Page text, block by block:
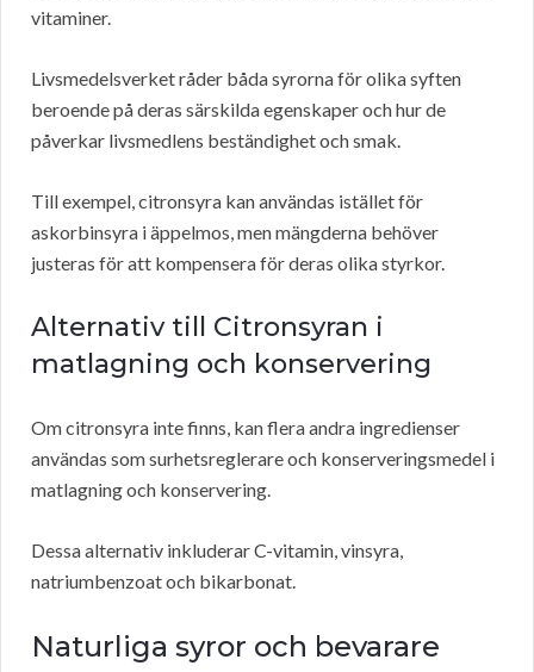
vitaminer.
Livsmedelsverket råder båda syrorna för olika syften
beroende på deras särskilda egenskaper och hur de
påverkar livsmedlens beständighet och smak.
Till exempel, citronsyra kan användas istället för
askorbinsyra i äppelmos, men mängderna behöver
justeras för att kompensera för deras olika styrkor.
Alternativ till Citronsyran i
matlagning och konservering
Om citronsyra inte finns, kan flera andra ingredienser
användas som surhetsreglerare och konserveringsmedel i
matlagning och konservering.
Dessa alternativ inkluderar C-vitamin, vinsyra,
natriumbenzoat och bikarbonat.
Naturliga syror och bevarare